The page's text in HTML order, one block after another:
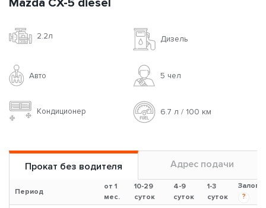
Mazda CX-5 diesel
2.2л Дизель
Авто 5 чел
Кондиционер 6.7 л / 100 км
Прокат без водителя Адрес подачи
Период
от 1
мес.
10-29
суток
4-9
суток
1-3
суток
Залог
?